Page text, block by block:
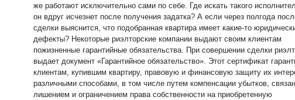
же работают исключительно сами по себе. Где искать такого
он вдруг исчезнет после получения задатка? А если через полгода
сделки выяснится, что подобранная квартира имеет какие-то
дефекты? Некоторые риэлторские компании выдают своим клиентам
пожизненные гарантийные обязательства. При совершении сделки
выдает документ «Гарантийное обязательство». Этот сертификат
клиентам, купившим квартиру, правовую и финансовую защиту их
различными способами, в том числе путем компенсации убытков,
лишением и ограничением права собственности на приобретенную